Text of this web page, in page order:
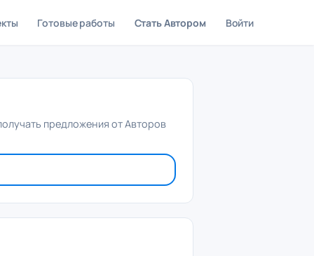
Готовые работы Стать Автором Войти
предложения от Авторов